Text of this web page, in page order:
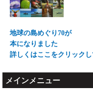
地球の島めぐり70が
本になりました
詳しくはここをクリックし
メインメニュー